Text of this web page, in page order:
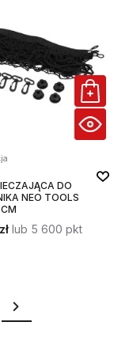
DO
NEO TOOLS
lub 5 600 pkt
Strona
Przejdź dalej